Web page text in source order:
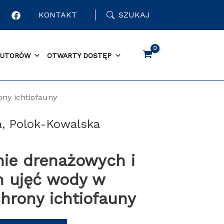
KONTAKT SZUKAJ
OTWARTY DOSTĘP
ichtiofauny
Polok-Kowalska
drenażowych i
ujęć wody w
ichtiofauny